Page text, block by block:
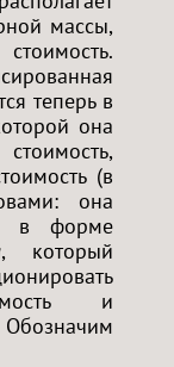
массы,
теперь в
она
(в
она
в форме
, который
и